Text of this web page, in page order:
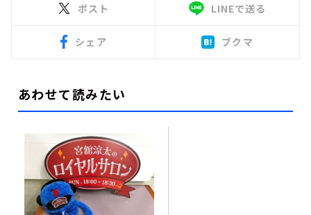
ポスト LINEで送る
シェア ブクマ
あわせて読みたい